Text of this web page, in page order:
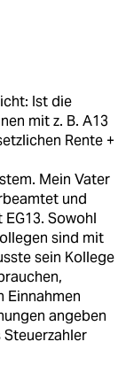
Ist die
mit z. B. A13
Rente +
Mein Vater
und
Sowohl
sind mit
sein Kollege
Einnahmen
angeben